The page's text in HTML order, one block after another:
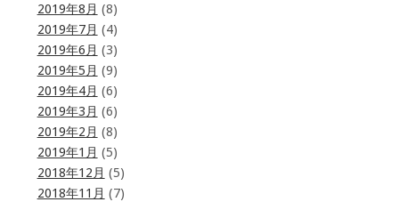
2019年8月 (8)
2019年7月 (4)
2019年6月 (3)
2019年5月 (9)
2019年4月 (6)
2019年3月 (6)
2019年2月 (8)
2019年1月 (5)
2018年12月 (5)
2018年11月 (7)